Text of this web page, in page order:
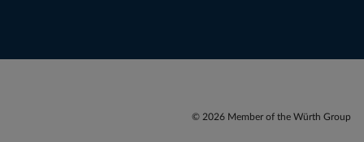
© 2026 Member of the Würth Group